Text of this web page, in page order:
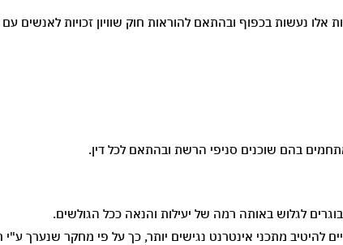
בהם שוכנים סניפי הרשת ובהתאם לכל דין.
לגלוש באותה רמה של יעילות והנאה ככל הגולשים.